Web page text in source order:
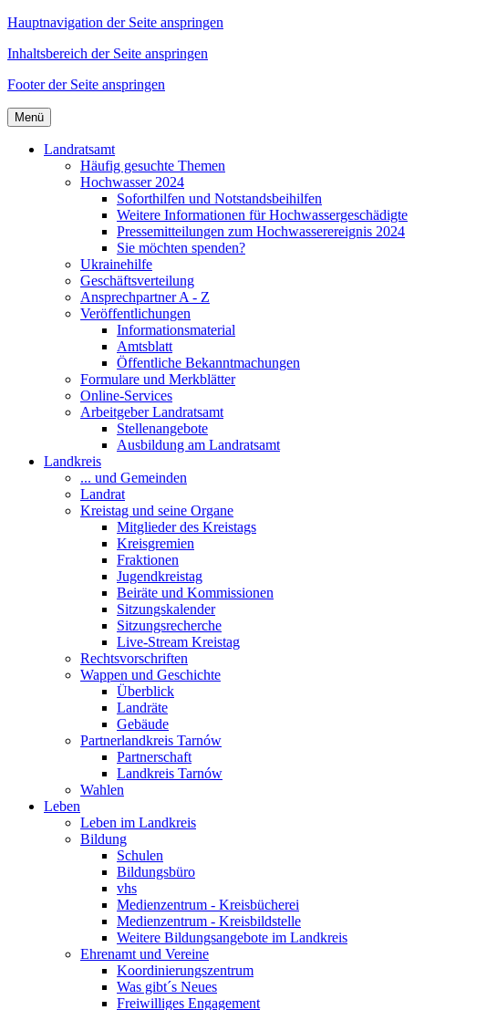
Hauptnavigation der Seite anspringen
Inhaltsbereich der Seite anspringen
Footer der Seite anspringen
Menü
Landratsamt
Häufig gesuchte Themen
Hochwasser 2024
Soforthilfen und Notstandsbeihilfen
Weitere Informationen für Hochwassergeschädigte
Pressemitteilungen zum Hochwasserereignis 2024
Sie möchten spenden?
Ukrainehilfe
Geschäftsverteilung
Ansprechpartner A - Z
Veröffentlichungen
Informationsmaterial
Amtsblatt
Öffentliche Bekanntmachungen
Formulare und Merkblätter
Online-Services
Arbeitgeber Landratsamt
Stellenangebote
Ausbildung am Landratsamt
Landkreis
... und Gemeinden
Landrat
Kreistag und seine Organe
Mitglieder des Kreistags
Kreisgremien
Fraktionen
Jugendkreistag
Beiräte und Kommissionen
Sitzungskalender
Sitzungsrecherche
Live-Stream Kreistag
Rechtsvorschriften
Wappen und Geschichte
Überblick
Landräte
Gebäude
Partnerlandkreis Tarnów
Partnerschaft
Landkreis Tarnów
Wahlen
Leben
Leben im Landkreis
Bildung
Schulen
Bildungsbüro
vhs
Medienzentrum - Kreisbücherei
Medienzentrum - Kreisbildstelle
Weitere Bildungsangebote im Landkreis
Ehrenamt und Vereine
Koordinierungszentrum
Was gibt´s Neues
Freiwilliges Engagement